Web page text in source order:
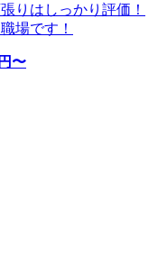
りはしっかり評価！
場です！
円〜